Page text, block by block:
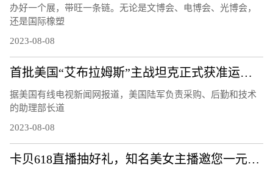
办好一个展，带旺一条链。无论是文博会、电博会、光博会，
还是国际橡塑
2023-08-08
首批美国“艾布拉姆斯”主战坦克正式获准运往乌克兰
据美国有线电视新闻网报道，美国陆军负责采购、后勤和技术
的助理部长道
2023-08-08
卡贝618直播抽好礼，知名美女主播邀您一元抢购